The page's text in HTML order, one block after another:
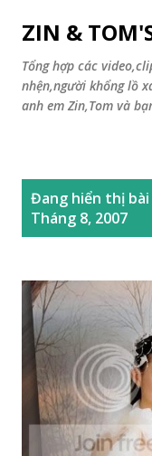
ZIN &
Tổng hợp các
nhện,người khổng lồ
anh em Zin,Tom và
Đang hiển thị
Tháng 8, 2007